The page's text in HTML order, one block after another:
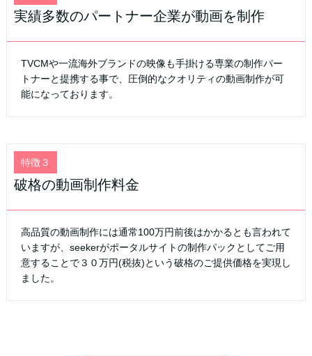
実績多数のパートナー企業が動画を制作
TVCMや一流海外ブランドの映像も手掛ける専業の制作パー
トナーと提携する事で、圧倒的なクオリティの動画制作が可
能になっております。
特徴３
破格の動画制作料金
高品質の動画制作には通常100万円前後はかかるとも言われて
いますが、seekerがポータルサイトの制作パックとしてご用
意することで３０万円(税抜)という破格のご提供価格を実現し
ました。